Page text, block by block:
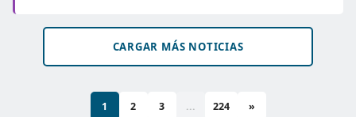
CARGAR MÁS NOTICIAS
1 2 3 ... 224 »